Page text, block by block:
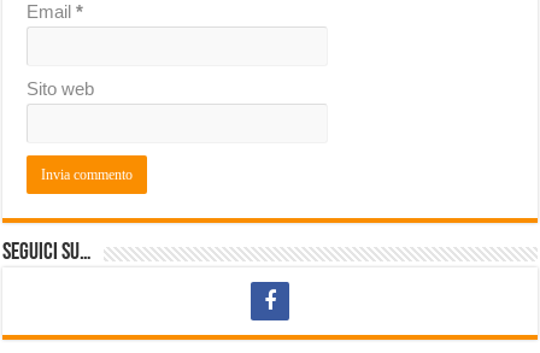
Email*
Sito web
Seguici su…